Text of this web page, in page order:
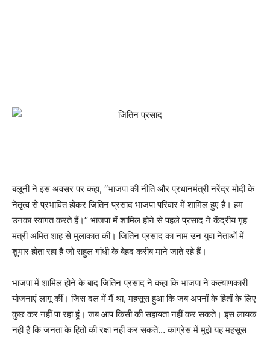
बलूनी ने इस अवसर पर कहा, ‘‘भाजपा की नीति और प्रधानमंत्री नरेंद्र मोदी के
नेतृत्व से प्रभावित होकर जितिन प्रसाद भाजपा परिवार में शामिल हुए हैं। हम
उनका स्वागत करते हैं।’’ भाजपा में शामिल होने से पहले प्रसाद ने केंद्रीय गृह
मंत्री अमित शाह से मुलाकात की। जितिन प्रसाद का नाम उन युवा नेताओं में
शुमार होता रहा है जो राहुल गांधी के बेहद करीब माने जाते रहे हैं।
भाजपा में शामिल होने के बाद जितिन प्रसाद ने कहा कि भाजपा ने कल्याणकारी
योजनाएं लागू कीं। जिस दल में मैं था, महसूस हुआ कि जब अपनों के हितों के लिए
कुछ कर नहीं पा रहा हूं। जब आप किसी की सहायता नहीं कर सकते। इस लायक
नहीं हैं कि जनता के हितों की रक्षा नहीं कर सकते… कांग्रेस में मुझे यह महसूस